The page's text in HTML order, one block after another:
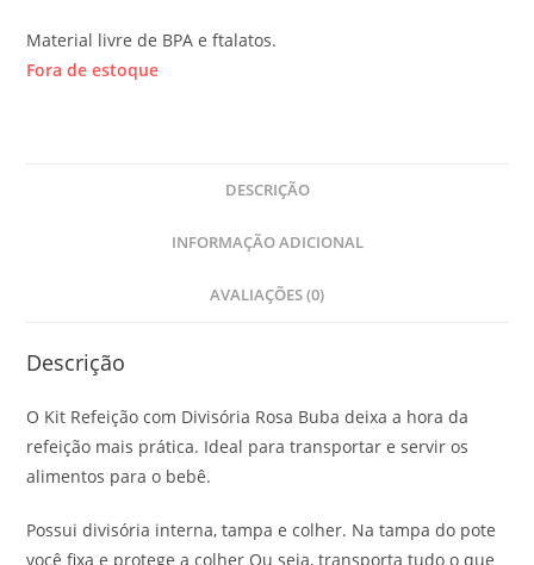
Material livre de BPA e ftalatos.
Fora de estoque
DESCRIÇÃO
INFORMAÇÃO ADICIONAL
AVALIAÇÕES (0)
Descrição
O Kit Refeição com Divisória Rosa Buba deixa a hora da
refeição mais prática. Ideal para transportar e servir os
alimentos para o bebê.
Possui divisória interna, tampa e colher. Na tampa do pote
você fixa e protege a colher Ou seja, transporta tudo o que